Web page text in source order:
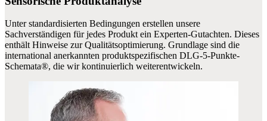
Unter standardisierten Bedingungen erstellen unsere
Sachverständigen für jedes Produkt ein Experten-Gutachten. Dieses
enthält Hinweise zur Qualitätsoptimierung. Grundlage sind die
international anerkannten produktspezifischen DLG-5-Punkte-
Schemata®, die wir kontinuierlich weiterentwickeln.